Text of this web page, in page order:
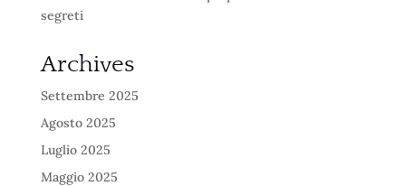
segreti
Archives
Settembre 2025
Agosto 2025
Luglio 2025
Maggio 2025